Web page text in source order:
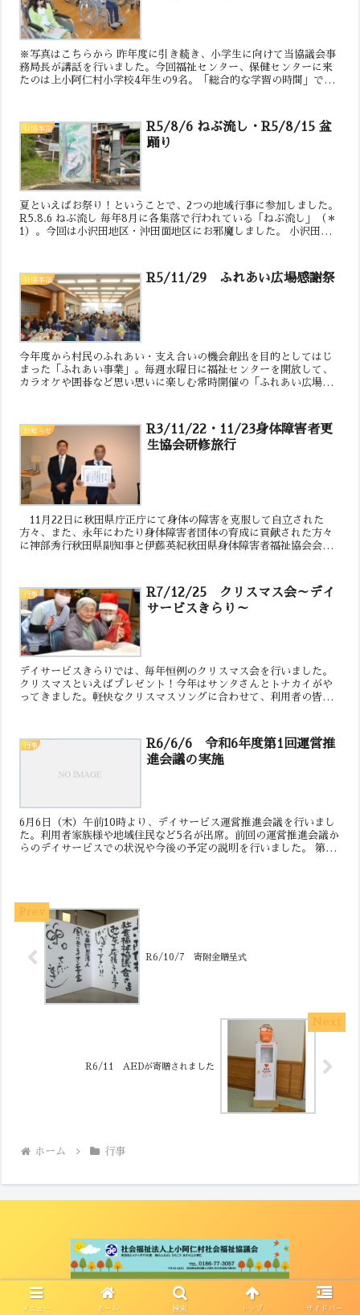
※写真はこちらから 昨年度に引き続き、小学生に向けて当協議会事
務局長が講話を行いました。今回福祉センター、保健センターに来
たのは上小阿仁村小学校4年生の9名。「総合的な学習の時間」で福
社協本部
R5/8/6 ねぶ流し・R5/8/15 盆
踊り
夏といえばお祭り！ということで、2つの地域行事に参加しました。
R5.8.6 ねぶ流し 毎年8月に各集落で行われている「ねぶ流し」（＊
1）。今回は小沢田地区・沖田面地区にお邪魔しました。 小沢田地
社協本部 R5/11/29 ふれあい広場感謝祭
今年度から村民のふれあい・支え合いの機会創出を目的としてはじ
まった「ふれあい事業」。毎週水曜日に福祉センターを開放して、
カラオケや囲碁など思い思いに楽しむ常時開催の「ふれあい広場」
お知らせ
R3/11/22・11/23身体障害者更
生協会研修旅行
11月22日に秋田県庁正庁にて身体の障害を克服して自立された
方々、また、永年にわたり身体障害者団体の育成に貢献された方々
に神部秀行秋田県副知事と伊藤英紀秋田県身体障害者福祉協会会長
行事
R7/12/25 クリスマス会～デイ
サービスきらり～
デイサービスきらりでは、毎年恒例のクリスマス会を行いました。
クリスマスといえばプレゼント！今年はサンタさんとトナカイがや
ってきました。軽快なクリスマスソングに合わせて、利用者の皆さ
行事
R6/6/6 令和6年度第1回運営推
進会議の実施
6月6日（木）午前10時より、デイサービス運営推進会議を行いまし
た。利用者家族様や地域住民など5名が出席。前回の運営推進会議か
らのデイサービスでの状況や今後の予定の説明を行いました。 第1
R6/10/7 寄附金贈呈式
R6/11 AEDが寄贈されました
ホーム 行事
© 2021 社会福祉法人上小阿仁村社会福祉協議会.
メニュー ホーム 検索 トップ サイドバー